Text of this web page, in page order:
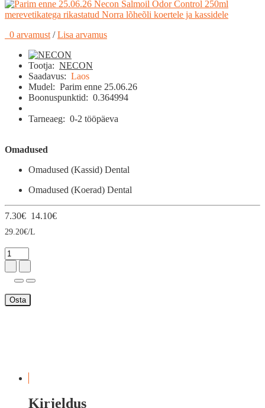
0 arvamust / Lisa arvamus
Tootja: NECON
Saadavus: Laos
Mudel: Parim enne 25.06.26
Boonuspunktid: 0.364994
Tarneaeg: 0-2 tööpäeva
Omadused
Omadused (Kassid) Dental
Omadused (Koerad) Dental
7.30€ 14.10€
29.20€/L
Osta
Kirjeldus